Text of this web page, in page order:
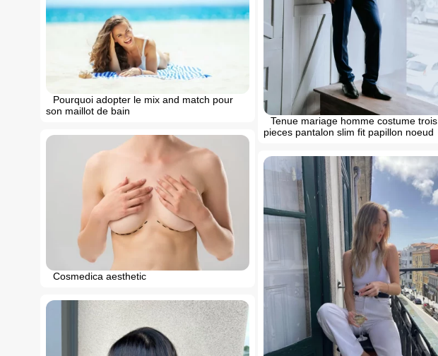
Tenue mariage homme costume trois
pieces pantalon slim fit papillon noeud
Pourquoi adopter le mix and match pour
son maillot de bain
Cosmedica aesthetic